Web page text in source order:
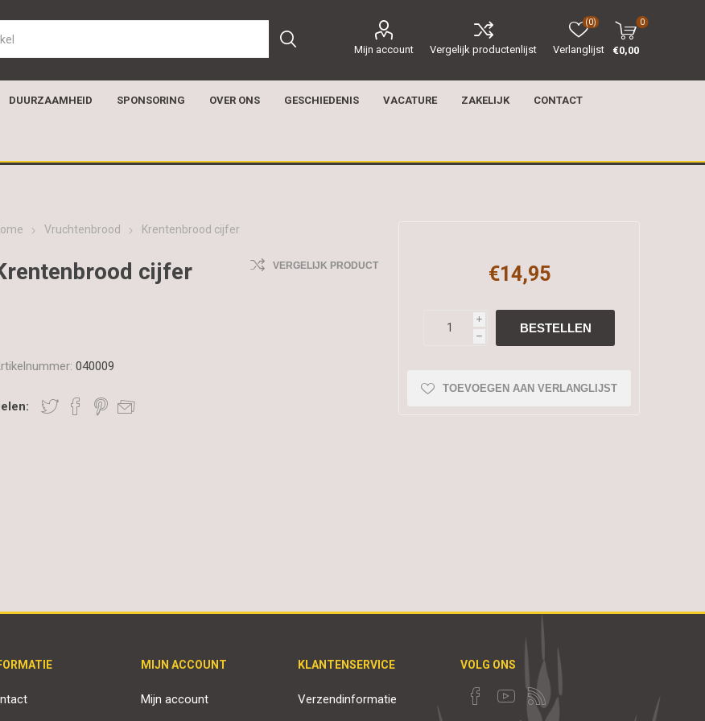
Mijn account Vergelijk productenlijst Verlanglijst
(0) 0
€0,00
DUURZAAMHEID SPONSORING OVER ONS GESCHIEDENIS VACATURE ZAKELIJK CONTACT
Vruchtenbrood Krentenbrood cijfer
cijfer VERGELIJK PRODUCT
040009
€14,95
i
h
TOEVOEGEN AAN VERLANGLIJST
MIJN ACCOUNT
Mijn account
KLANTENSERVICE
Verzendinformatie
VOLG ONS